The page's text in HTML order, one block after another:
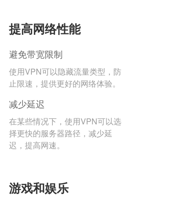
提高网络性能
避免带宽限制
使用VPN可以隐藏流量类型，防
止限速，提供更好的网络体验。
减少延迟
在某些情况下，使用VPN可以选
择更快的服务器路径，减少延
迟，提高网速。
游戏和娱乐